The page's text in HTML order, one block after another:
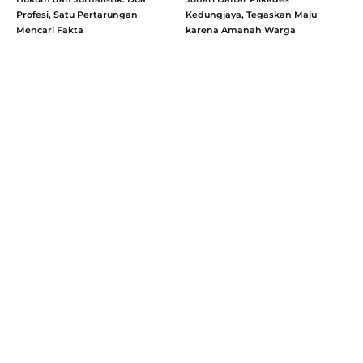
Profesi, Satu Pertarungan
Mencari Fakta
Kedungjaya, Tegaskan Maju
karena Amanah Warga